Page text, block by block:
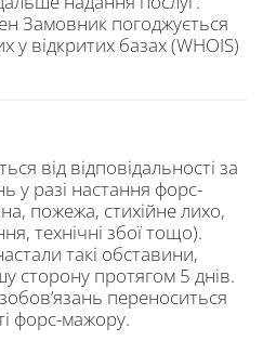
Замовник погоджується
у відкритих базах (WHOIS)
від відповідальності за
у разі настання форс-
пожежа, стихійне лихо,
технічні збої тощо).
такі обставини,
сторону протягом 5 днів.
переноситься
форс-мажору.